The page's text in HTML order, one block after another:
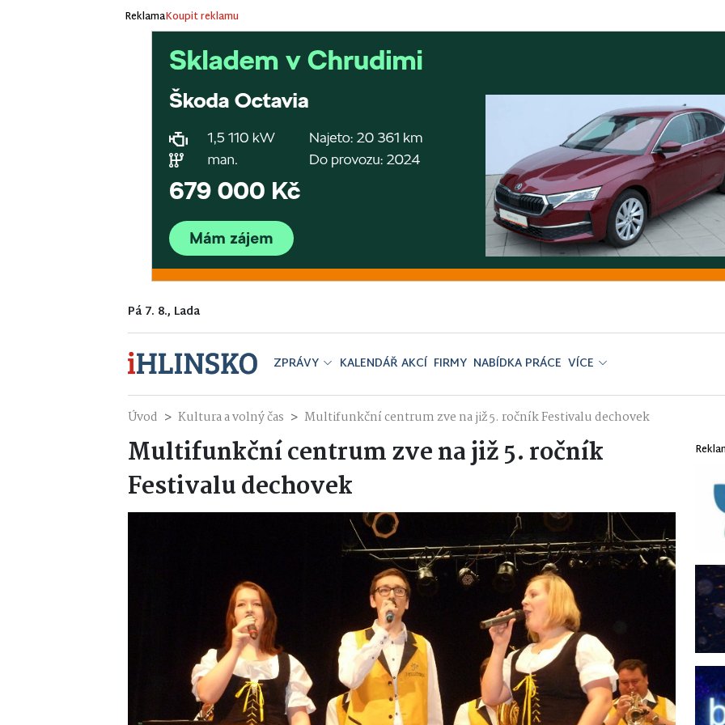
ReklamaKoupit reklamu
Pá 7. 8., Lada
ZPRÁVY KALENDÁŘ AKCÍ FIRMY NABÍDKA PRÁCE VÍCE
Úvod Kultura a volný čas Multifunkční centrum zve na již 5. ročník Festivalu dechovek
Multifunkční centrum zve na již 5. ročník
Festivalu dechovek